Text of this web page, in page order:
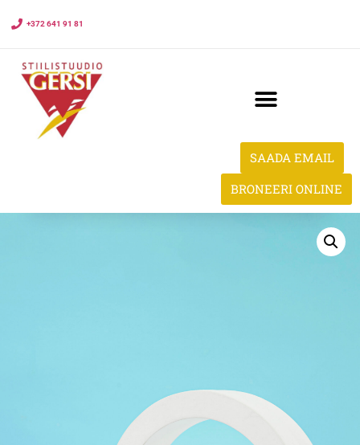
+372 641 91 81
SAADA EMAIL
BRONEERI ONLINE